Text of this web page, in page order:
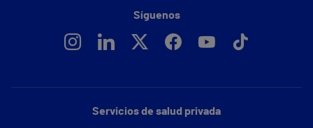
Servicios de salud privada
Síguenos